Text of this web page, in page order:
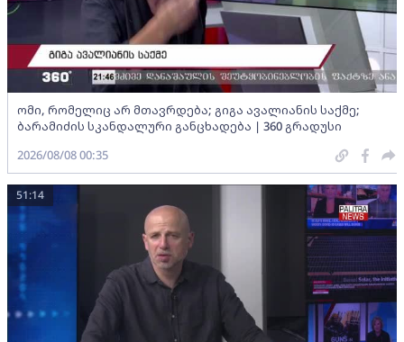
ომი, რომელიც არ მთავრდება; გიგა ავალიანის საქმე;
ბარამიძის სკანდალური განცხადება | 360 გრადუსი
2026/08/08 00:35
51:14